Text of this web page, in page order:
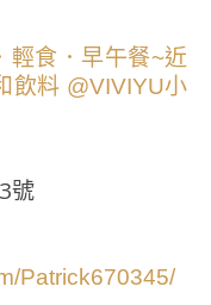
號
Patrick670345/